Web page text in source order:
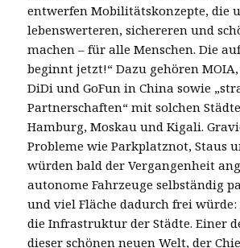
entwerfen Mobilitätskonzepte, die
lebenswerteren, sichereren und
machen – für alle Menschen. Die
beginnt jetzt!“ Dazu gehören MOIA,
DiDi und GoFun in China sowie
Partnerschaften“ mit solchen
Hamburg, Moskau und Kigali.
Probleme wie Parkplatznot, Staus
würden bald der Vergangenheit
autonome Fahrzeuge selbständig
und viel Fläche dadurch frei würde:
die Infrastruktur der Städte. Einer
dieser schönen neuen Welt, der